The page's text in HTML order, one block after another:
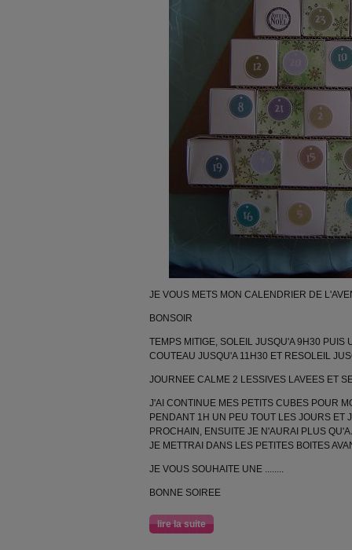
JE VOUS METS MON CALENDRIER DE
BONSOIR
TEMPS MITIGE, SOLEIL JUSQU'A 9H30 PUIS
COUTEAU JUSQU'A 11H30 ET RESOLEIL
JOURNEE CALME 2 LESSIVES LAVEES ET
J'AI CONTINUE MES PETITS CUBES POUR
PENDANT 1H UN PEU TOUT LES JOURS ET
PROCHAIN, ENSUITE JE N'AURAI PLUS
JE METTRAI DANS LES PETITES BOITES
JE VOUS SOUHAITE UNE ........
BONNE SOIREE
lire la suite